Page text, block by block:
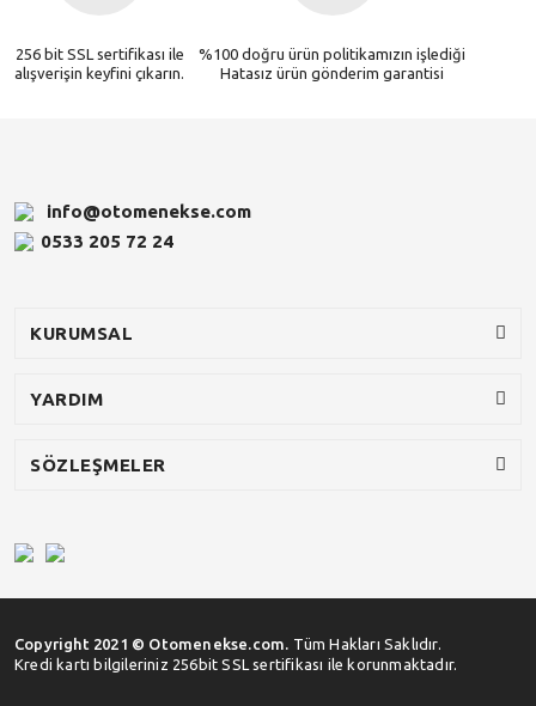
256 bit SSL sertifikası ile
alışverişin keyfini çıkarın.
%100 doğru ürün politikamızın işlediği
Hatasız ürün gönderim garantisi
info@otomenekse.com
0533 205 72 24
KURUMSAL
YARDIM
SÖZLEŞMELER
Copyright 2021 © Otomenekse.com. Tüm Hakları Saklıdır.
Kredi kartı bilgileriniz 256bit SSL sertifikası ile korunmaktadır.